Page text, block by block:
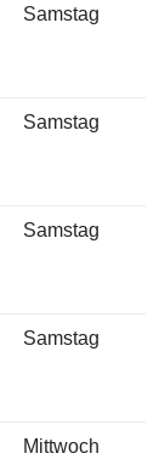
Samstag
Samstag
Samstag
Samstag
Mittwoch